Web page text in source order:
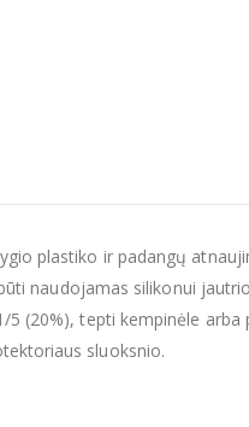
plastiko ir padangų
naudojamas silikonui
(20%), tepti kempinėle arba
sluoksnio.